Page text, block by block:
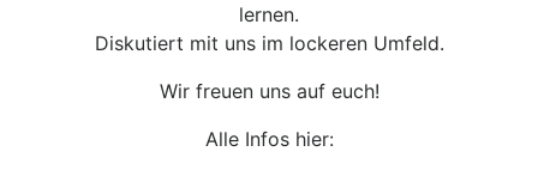
lernen.
Diskutiert mit uns im lockeren Umfeld.
Wir freuen uns auf euch!
Alle Infos hier: